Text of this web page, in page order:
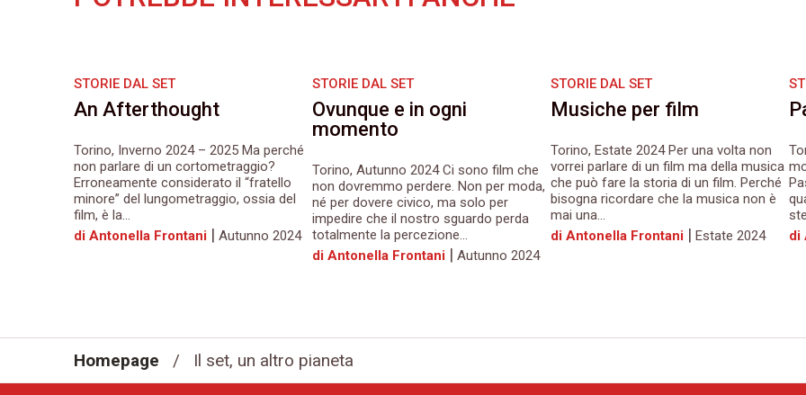
STORIE DAL SET
An Afterthought
Torino, Inverno 2024 – 2025 Ma perché
non parlare di un cortometraggio?
Erroneamente considerato il “fratello
minore” del lungometraggio, ossia del
film, è la...
di Antonella Frontani | Autunno 2024
STORIE DAL SET
Ovunque e in ogni
momento
Torino, Autunno 2024 Ci sono film che
non dovremmo perdere. Non per moda,
né per dovere civico, ma solo per
impedire che il nostro sguardo perda
totalmente la percezione...
di Antonella Frontani | Autunno 2024
STORIE DAL SET
Musiche per film
Torino, Estate 2024 Per una volta non
vorrei parlare di un film ma della musica
che può fare la storia di un film. Perché
bisogna ricordare che la musica non è
mai una...
di Antonella Frontani | Estate 2024
di
Homepage / Il set, un altro pianeta